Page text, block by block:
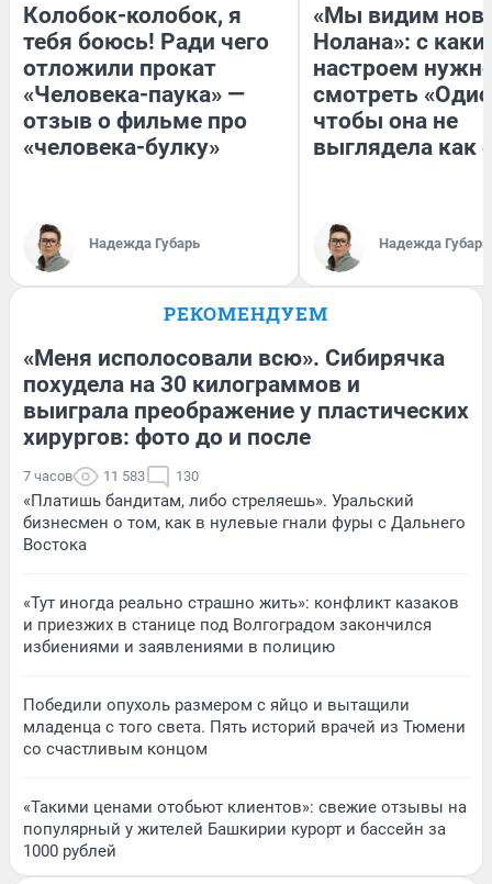
Колобок-колобок, я
тебя боюсь! Ради чего
отложили прокат
«Человека-паука» —
отзыв о фильме про
«человека-булку»
Надежда Губарь
«Мы видим
Нолана»: с
настроем
смотреть
чтобы она не
выглядела как
Надежда Губарь
РЕКОМЕНДУЕМ
«Меня исполосовали всю». Сибирячка
похудела на 30 килограммов и
выиграла преображение у пластических
хирургов: фото до и после
7 часов 11 583 130
«Платишь бандитам, либо стреляешь». Уральский
бизнесмен о том, как в нулевые гнали фуры с Дальнего
Востока
«Тут иногда реально страшно жить»: конфликт казаков
и приезжих в станице под Волгоградом закончился
избиениями и заявлениями в полицию
Победили опухоль размером с яйцо и вытащили
младенца с того света. Пять историй врачей из Тюмени
со счастливым концом
«Такими ценами отобьют клиентов»: свежие отзывы на
популярный у жителей Башкирии курорт и бассейн за
1000 рублей